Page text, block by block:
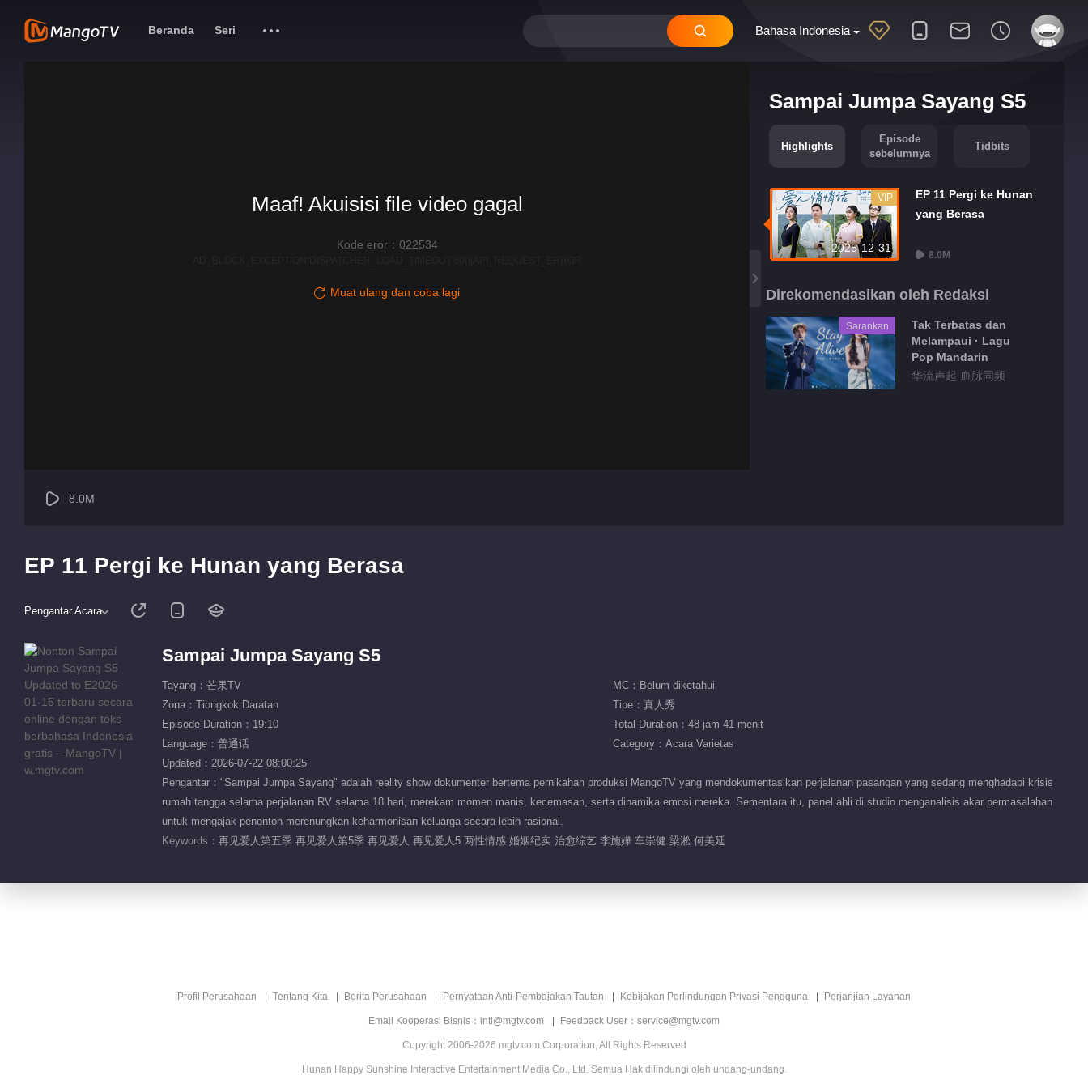
Bahasa Indonesia
Beranda Seri
Sampai Jumpa Sayang S5
Highlights
Episode
sebelumnya
Tidbits
2025-12-31
VIP
EP 11 Pergi ke Hunan
yang Berasa
8.0M
Direkomendasikan oleh Redaksi
Sarankan
Tak Terbatas dan
Melampaui · Lagu
Pop Mandarin
华流声起 血脉同频
Maaf! Akuisisi file video gagal
Kode eror：022534
Muat ulang dan coba lagi
8.0M
EP 11 Pergi ke Hunan yang Berasa
Pengantar Acara
Sampai Jumpa Sayang S5
Tayang：芒果TV
MC：Belum diketahui
Zona：Tiongkok Daratan
Tipe：真人秀
Episode Duration：19:10
Total Duration：48 jam 41 menit
Language：普通话
Category：Acara Varietas
Updated：2026-07-22 08:00:25
Pengantar："Sampai Jumpa Sayang" adalah reality show dokumenter bertema pernikahan produksi MangoTV yang mendokumentasikan perjalanan pasangan yang sedang menghadapi krisis
rumah tangga selama perjalanan RV selama 18 hari, merekam momen manis, kecemasan, serta dinamika emosi mereka. Sementara itu, panel ahli di studio menganalisis akar permasalahan
untuk mengajak penonton merenungkan keharmonisan keluarga secara lebih rasional.
Keywords： 再见爱人第五季 再见爱人第5季 再见爱人 再见爱人5 两性情感 婚姻纪实 治愈综艺 李施嬅 车崇健 梁淞 何美延
Profil Perusahaan Tentang Kita Berita Perusahaan Pernyataan Anti-Pembajakan Tautan Kebijakan Perlindungan Privasi Pengguna Perjanjian Layanan
Email Kooperasi Bisnis：intl@mgtv.com Feedback User：service@mgtv.com
Copyright 2006-2026 mgtv.com Corporation, All Rights Reserved
Hunan Happy Sunshine Interactive Entertainment Media Co., Ltd. Semua Hak dilindungi oleh undang-undang.